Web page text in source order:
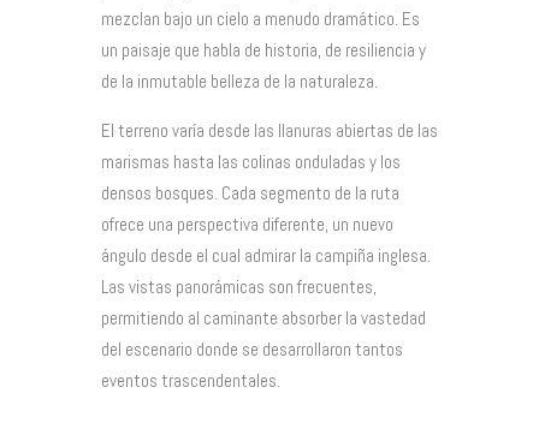
mezclan bajo un cielo a menudo dramático. Es
un paisaje que habla de historia, de resiliencia y
de la inmutable belleza de la naturaleza.
El terreno varía desde las llanuras abiertas de las
marismas hasta las colinas onduladas y los
densos bosques. Cada segmento de la ruta
ofrece una perspectiva diferente, un nuevo
ángulo desde el cual admirar la campiña inglesa.
Las vistas panorámicas son frecuentes,
permitiendo al caminante absorber la vastedad
del escenario donde se desarrollaron tantos
eventos trascendentales.